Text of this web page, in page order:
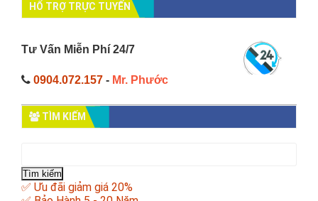
HỔ TRỢ TRỰC TUYẾN
Tư Vấn Miễn Phí 24/7
0904.072.157 - Mr. Phước
TÌM KIẾM
cho:
✅ Ưu đãi giảm giá 20%